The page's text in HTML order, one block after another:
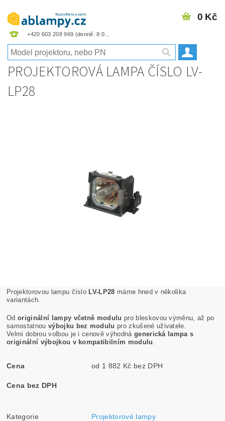
+420 603 208 969
0 Kč
PROJEKTOROVÁ LAMPA ČÍSLO LV-
LP28
Projektorovou lampu číslo LV-LP28 máme hned v několika
variantách.
Odoriginální lampy včetně modulu pro bleskovou výměnu, až po
samostatnou výbojku bez modulu pro zkušené uživatele.
Velmi dobrou volbou je i cenově výhodná generická lampa s
originální výbojkou v kompatibilním modulu
Cena od 1 882 Kč bez DPH
Cena bez DPH
Kategorie Projektorové lampy